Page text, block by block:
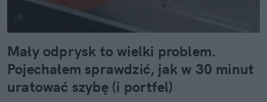
Mały odprysk to wielki problem.
Pojechałem sprawdzić, jak w 30 minut
uratować szybę (i portfel)